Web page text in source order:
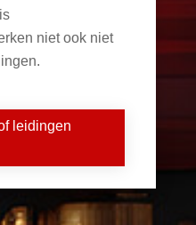
niet ook niet
leidingen